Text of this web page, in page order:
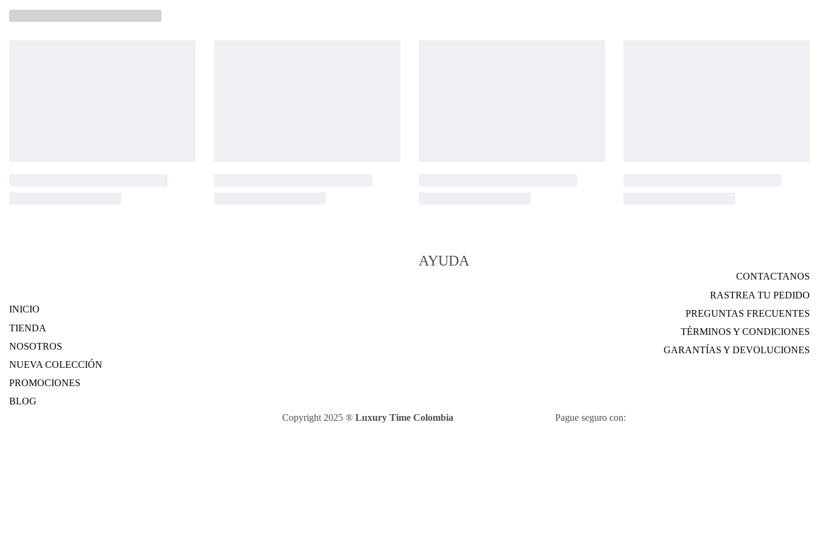
INICIO
TIENDA
NOSOTROS
NUEVA COLECCIÓN
PROMOCIONES
BLOG
AYUDA
CONTACTANOS
RASTREA TU PEDIDO
PREGUNTAS FRECUENTES
TÉRMINOS Y CONDICIONES
GARANTÍAS Y DEVOLUCIONES
Copyright 2025 ® Luxury Time Colombia Pague seguro con: